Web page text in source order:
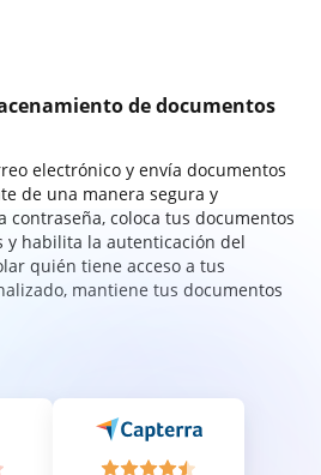
de documentos
electrónico y envía documentos
de una manera segura y
contraseña, coloca tus documentos
y habilita la autenticación del
quién tiene acceso a tus
mantiene tus documentos